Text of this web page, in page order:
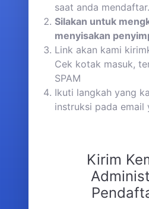
saat anda mendaftar.
Silakan untuk
menyisakan
Link akan kami
Cek kotak masuk,
SPAM
Ikuti langkah yang
instruksi pada email
Kirim